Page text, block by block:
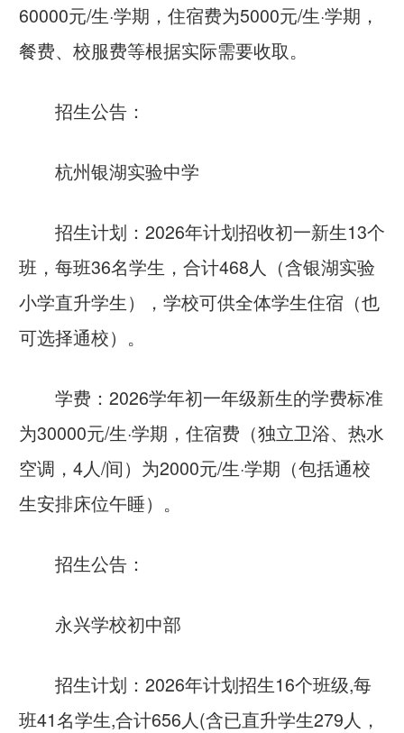
60000元/生·学期，住宿费为5000元/生·学期，
餐费、校服费等根据实际需要收取。
招生公告：
杭州银湖实验中学
招生计划：2026年计划招收初一新生13个
班，每班36名学生，合计468人（含银湖实验
小学直升学生），学校可供全体学生住宿（也
可选择通校）。
学费：2026学年初一年级新生的学费标准
为30000元/生·学期，住宿费（独立卫浴、热水
空调，4人/间）为2000元/生·学期（包括通校
生安排床位午睡）。
招生公告：
永兴学校初中部
招生计划：2026年计划招生16个班级,每
班41名学生,合计656人(含已直升学生279人，